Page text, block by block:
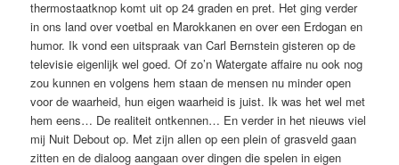
thermostaatknop komt uit op 24 graden en pret. Het ging verder
in ons land over voetbal en Marokkanen en over een Erdogan en
humor. Ik vond een uitspraak van Carl Bernstein gisteren op de
televisie eigenlijk wel goed. Of zo’n Watergate affaire nu ook nog
zou kunnen en volgens hem staan de mensen nu minder open
voor de waarheid, hun eigen waarheid is juist. Ik was het wel met
hem eens… De realiteit ontkennen… En verder in het nieuws viel
mij Nuit Debout op. Met zijn allen op een plein of grasveld gaan
zitten en de dialoog aangaan over dingen die spelen in eigen